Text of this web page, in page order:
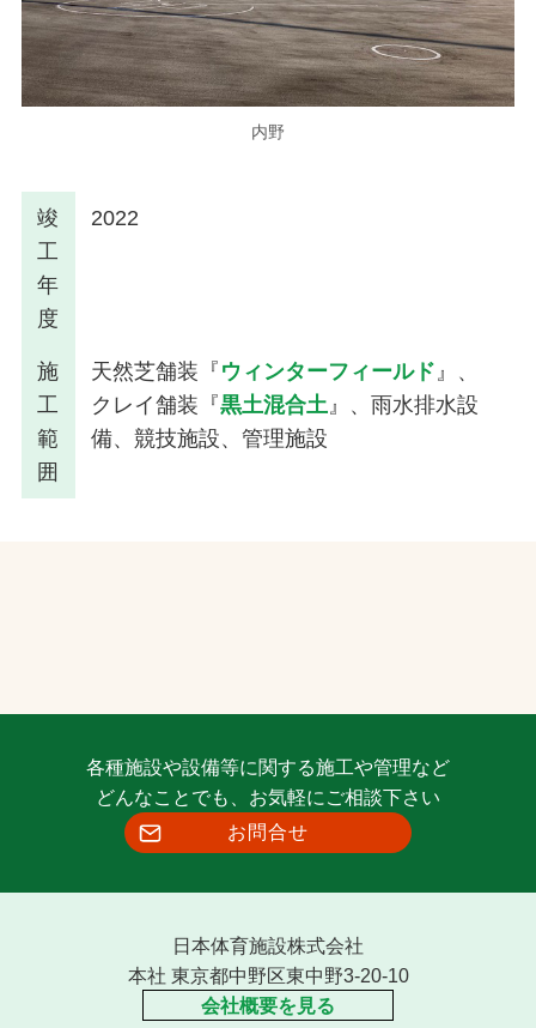
内野
竣
工
年
度
2022
施
工
範
囲
天然芝舗装『 ウィンターフィールド 』、
クレイ舗装『黒土混合土 』、雨水排水設
備、競技施設、管理施設
各種施設や設備等に関する施工や管理など
どんなことでも、お気軽にご相談下さい
お問合せ
日本体育施設株式会社
本社 東京都中野区東中野3-20-10
会社概要を見る